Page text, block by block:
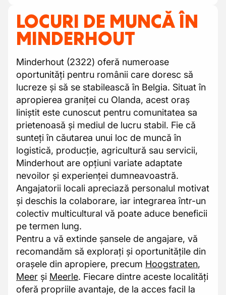
LOCURI DE MUNCĂ ÎN
MINDERHOUT
Minderhout (2322) oferă numeroase
oportunități pentru românii care doresc să
lucreze și să se stabilească în Belgia. Situat în
apropierea graniței cu Olanda, acest oraș
liniștit este cunoscut pentru comunitatea sa
prietenoasă și mediul de lucru stabil. Fie că
sunteți în căutarea unui loc de muncă în
logistică, producție, agricultură sau servicii,
Minderhout are opțiuni variate adaptate
nevoilor și experienței dumneavoastră.
Angajatorii locali apreciază personalul motivat
și deschis la colaborare, iar integrarea într-un
colectiv multicultural vă poate aduce beneficii
pe termen lung.
Pentru a vă extinde șansele de angajare, vă
recomandăm să explorați și oportunitățile din
orașele din apropiere, precum Hoogstraten,
Meer și Meerle. Fiecare dintre aceste localități
oferă propriile avantaje, de la acces facil la